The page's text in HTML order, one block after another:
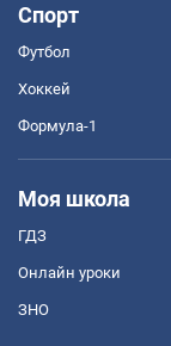
Спорт
Футбол
Хоккей
Формула-1
Моя школа
ГДЗ
Онлайн уроки
ЗНО